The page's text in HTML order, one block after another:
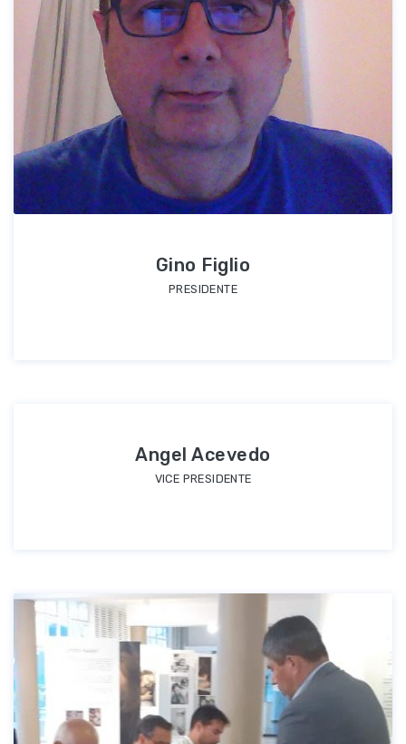
Gino Figlio
PRESIDENTE
Angel Acevedo
VICE PRESIDENTE